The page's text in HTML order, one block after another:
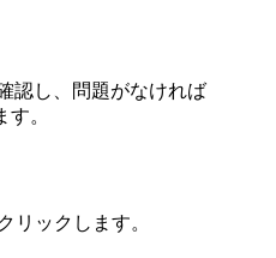
認し、問題がなければ
。
リックします。